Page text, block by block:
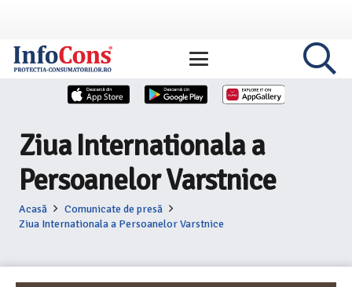
Ziua Internationala a
Persoanelor Varstnice
Acasă
Comunicate de presă
Ziua Internationala a Persoanelor Varstnice